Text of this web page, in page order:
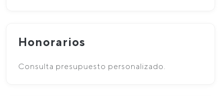
Honorarios
Consulta presupuesto personalizado.